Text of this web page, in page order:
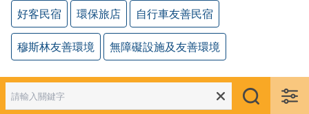
好客民宿 環保旅店 自行車友善民宿
穆斯林友善環境 無障礙設施及友善環境